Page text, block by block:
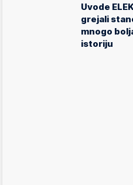
Uvode
grejali
mnogo
istoriju